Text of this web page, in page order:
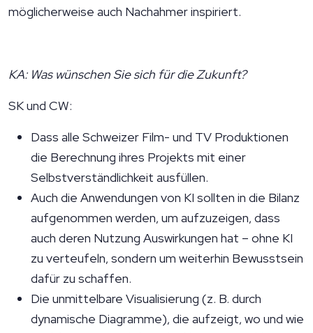
möglicherweise auch Nachahmer inspiriert.
KA: Was wünschen Sie sich für die Zukunft?
SK und CW:
Dass alle Schweizer Film- und TV Produktionen
die Berechnung ihres Projekts mit einer
Selbstverständlichkeit ausfüllen.
Auch die Anwendungen von KI sollten in die Bilanz
aufgenommen werden, um aufzuzeigen, dass
auch deren Nutzung Auswirkungen hat – ohne KI
zu verteufeln, sondern um weiterhin Bewusstsein
dafür zu schaffen.
Die unmittelbare Visualisierung (z. B. durch
dynamische Diagramme), die aufzeigt, wo und wie